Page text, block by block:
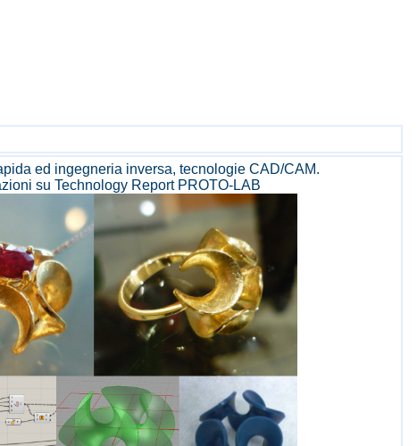
ed ingegneria inversa, tecnologie CAD/CAM.
su Technology Report PROTO-LAB